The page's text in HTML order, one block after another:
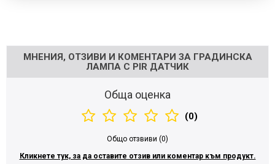
МНЕНИЯ, ОТЗИВИ И КОМЕНТАРИ ЗА ГРАДИНСКА
ЛАМПА С PIR ДАТЧИК
Обща оценка
(0)
Общо отзвиви (0)
Кликнете тук, за да оставите отзив или коментар към продукт.